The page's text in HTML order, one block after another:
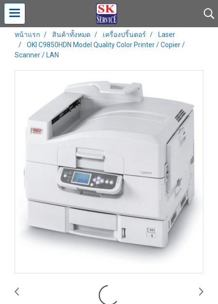
หน้าแรก สินค้าทั้งหมด เครื่องปริ้นตอร์
Laser
OKI C9850HDN Model Quality Color Printer / Copier /
Scanner / LAN